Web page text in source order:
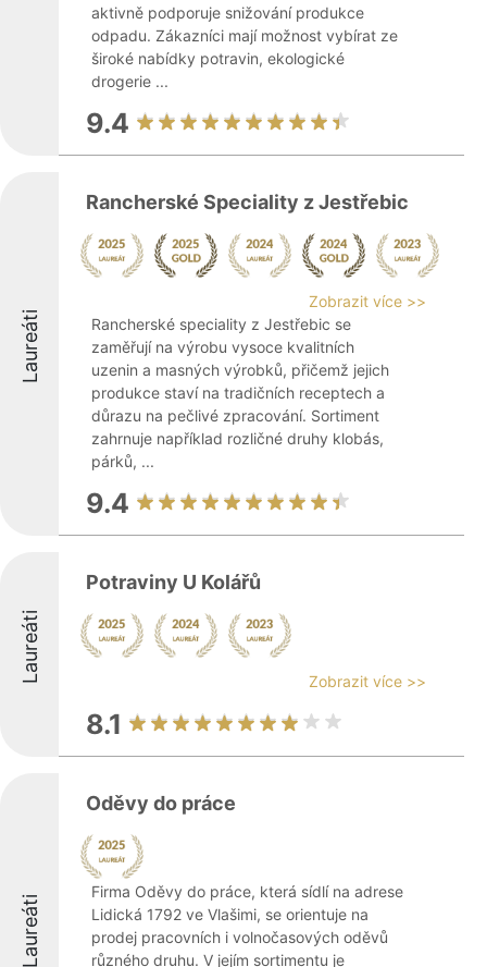
aktivně podporuje snižování produkce
odpadu. Zákazníci mají možnost vybírat ze
široké nabídky potravin, ekologické
drogerie ...
9.4
Laureáti
Rancherské Speciality z Jestřebic
Zobrazit více >>
Rancherské speciality z Jestřebic se
zaměřují na výrobu vysoce kvalitních
uzenin a masných výrobků, přičemž jejich
produkce staví na tradičních receptech a
důrazu na pečlivé zpracování. Sortiment
zahrnuje například rozličné druhy klobás,
párků, ...
9.4
Laureáti
Potraviny U Kolářů
Zobrazit více >>
8.1
Laureáti
Oděvy do práce
Firma Oděvy do práce, která sídlí na adrese
Lidická 1792 ve Vlašimi, se orientuje na
prodej pracovních i volnočasových oděvů
různého druhu. V jejím sortimentu je